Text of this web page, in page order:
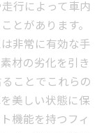
行によって車内
とがあります。
非常に有効な手
材の劣化を引き
ことでこれらの
美しい状態に保
機能を持つフィ